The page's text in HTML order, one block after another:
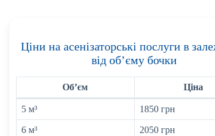
Ціни на асенізаторські послуги в
від об’єму бочки
Обʼєм Ціна
5 м³ 1850 грн
6 м³ 2050 грн